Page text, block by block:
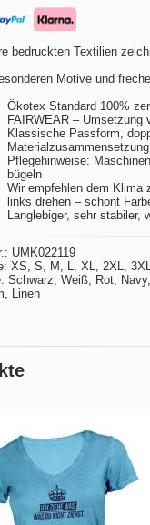
bedruckten Textilien
Motive und
Ökotex Standard 100%
FAIRWEAR – Umsetzung
Klassische Passform,
Pflegehinweise:
bügeln
Wir empfehlen dem Klima
links drehen – schont
Langlebiger, sehr
UMK022119
XS, S, M, L, XL, 2XL,
Schwarz, Weiß, Rot,
Linen